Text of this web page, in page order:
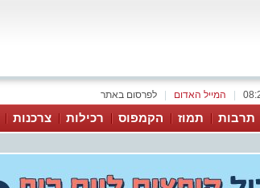
לפרסום באתר המייל האדום
תרבות תמוז הקמפוס רכילות צרכנות